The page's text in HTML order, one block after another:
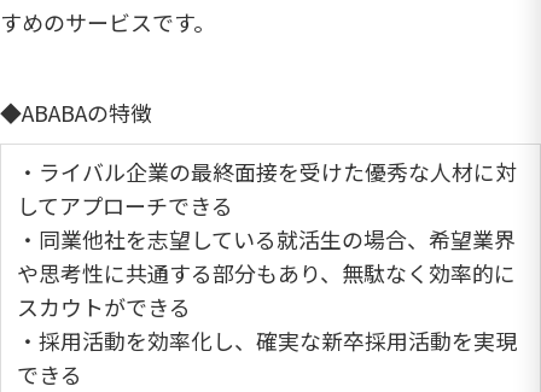
すめのサービスです。
◆ABABAの特徴
・ライバル企業の最終面接を受けた優秀な人材に対
してアプローチできる
・同業他社を志望している就活生の場合、希望業界
や思考性に共通する部分もあり、無駄なく効率的に
スカウトができる
・採用活動を効率化し、確実な新卒採用活動を実現
できる